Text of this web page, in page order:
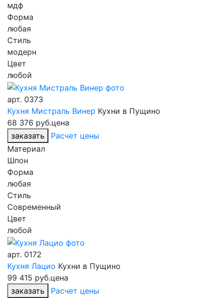
мдф
Форма
любая
Стиль
модерн
Цвет
любой
арт. 0373
Кухня Мистраль Винер Кухни в Пущино
68 376 руб.цена
заказать
Расчет цены
Материал
Шпон
Форма
любая
Стиль
Современный
Цвет
любой
арт. 0172
Кухня Лацио Кухни в Пущино
99 415 руб.цена
заказать
Расчет цены